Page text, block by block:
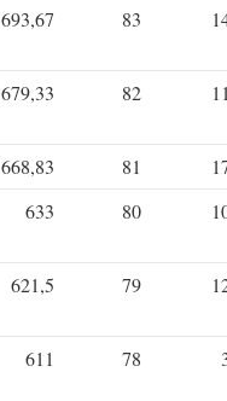
693,67 83
679,33 82
668,83 81
633 80
621,5 79
611 78